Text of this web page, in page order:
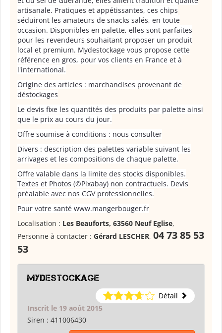
artisanale. Pratiques et appétissantes, ces chips
séduiront les amateurs de snacks salés, en toute
occasion. Disponibles en palette, elles sont parfaites
pour les revendeurs souhaitant proposer un produit
local et premium. Mydestockage vous propose cette
référence en gros, pour vos clients en France et à
l'international.
Origine des articles : marchandises provenant de
déstockages
Le devis fixe les quantités des produits par palette ainsi
que le prix au cours du jour.
Offre soumise à conditions : nous consulter
Divers : description des palettes variable suivant les
arrivages et les compositions de chaque palette.
Offre valable dans la limite des stocks disponibles.
Textes et Photos (©Pixabay) non contractuels. Devis
préalable avec nos CGV professionnelles.
Pour votre santé www.mangerbouger.fr
Localisation : Les Beauforts, 63560 Neuf Eglise,
Personne à contacter : Gérard LESCHER, 04 73 85 53
53
Mydestockage
Détail
Inscrit le 19 août 2015
Siren : 411006430